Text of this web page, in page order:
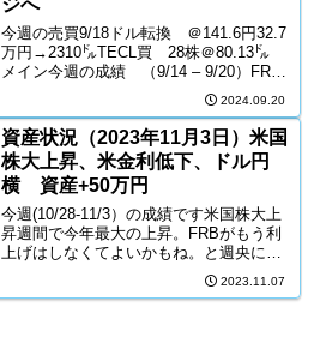
今週の売買9/18ドル転換 ＠141.6円32.7
万円→2310㌦TECL買 28株＠80.13㌦
メイン今週の成績 （9/14 – 9/20）FRB
がいよいよ金利引き下げに動いた。直前
まで0.25%の利下げで、穏やかに始まる
だろうとされて...
2024.09.20
資産状況（2023年11月3日）米国
株大上昇、米金利低下、ドル円
横 資産+50万円
今週(10/28-11/3）の成績です米国株大上
昇週間で今年最大の上昇。FRBがもう利
上げはしなくてよいかもね。と週央に言
った後に、金曜の雇用統計が景気後退を
示す数値。完璧に株に有利な状況がそろ
2023.11.07